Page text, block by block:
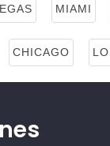
MIAMI
CHICAGO